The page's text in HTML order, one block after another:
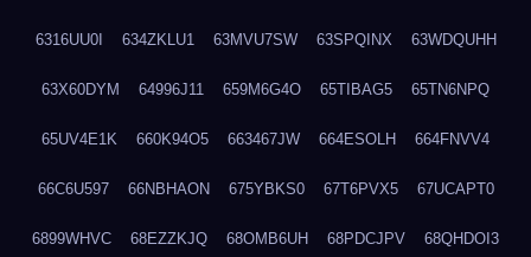
6316UU0I 634ZKLU1 63MVU7SW 63SPQINX 63WDQUHH
63X60DYM 64996J11 659M6G4O 65TIBAG5 65TN6NPQ
65UV4E1K 660K94O5 663467JW 664ESOLH 664FNVV4
66C6U597 66NBHAON 675YBKS0 67T6PVX5 67UCAPT0
6899WHVC 68EZZKJQ 68OMB6UH 68PDCJPV 68QHDOI3